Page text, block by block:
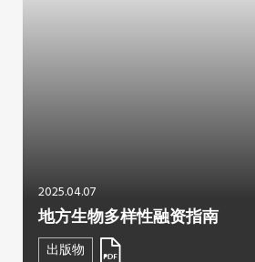
2025.04.07
地方生物多样性融资指南
出版物